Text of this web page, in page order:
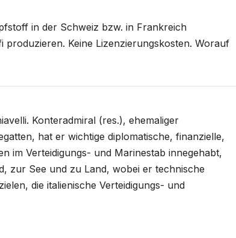
in der Schweiz bzw. in Frankreich
Keine Lizenzierungskosten. Worauf
Konteradmiral (res.), ehemaliger
hat er wichtige diplomatische, finanzielle,
im Verteidigungs- und Marinestab innegehabt,
zur See und zu Land, wobei er technische
die italienische Verteidigungs- und